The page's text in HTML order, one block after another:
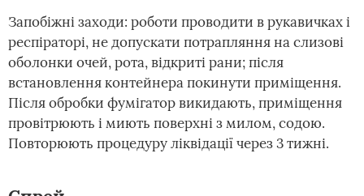
Запобіжні заходи: роботи проводити в рукавичках і
респіраторі, не допускати потрапляння на слизові
оболонки очей, рота, відкриті рани; після
встановлення контейнера покинути приміщення.
Після обробки фумігатор викидають, приміщення
провітрюють і миють поверхні з милом, содою.
Повторюють процедуру ліквідації через 3 тижні.